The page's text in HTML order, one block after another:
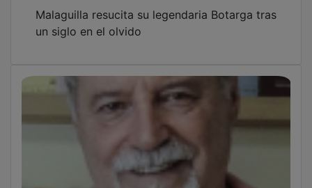
un siglo en el olvido